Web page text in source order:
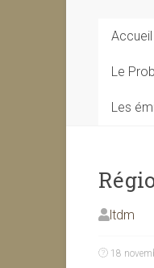
Accueil
Le
Les
ltdm
18